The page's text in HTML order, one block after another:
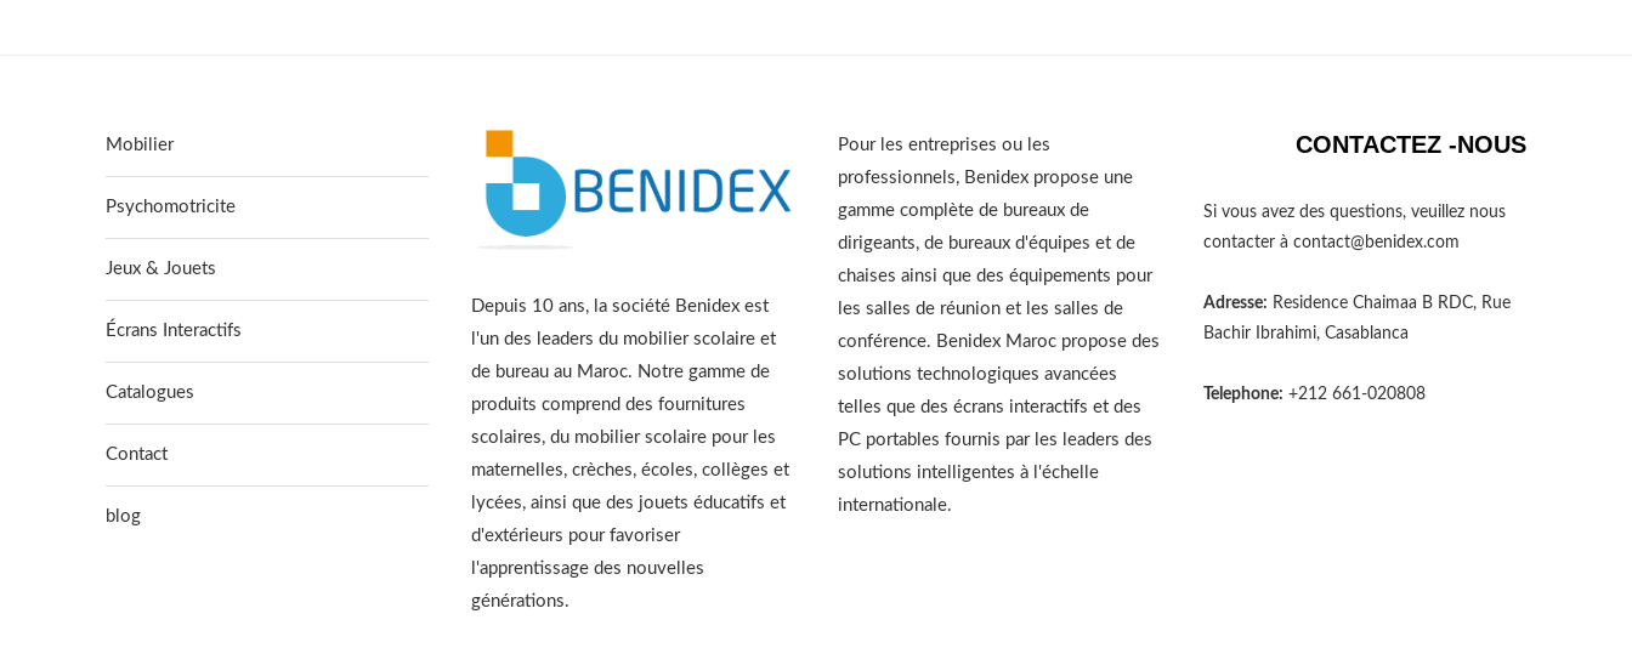
Mobilier
Psychomotricite
Jeux & Jouets
Écrans Interactifs
Catalogues
Contact
blog
Depuis 10 ans, la société Benidex est
l'un des leaders du mobilier scolaire et
de bureau au Maroc. Notre gamme de
produits comprend des fournitures
scolaires, du mobilier scolaire pour les
maternelles, crèches, écoles, collèges et
lycées, ainsi que des jouets éducatifs et
d'extérieurs pour favoriser
l'apprentissage des nouvelles
générations.
Pour les entreprises ou les
professionnels, Benidex propose une
gamme complète de bureaux de
dirigeants, de bureaux d'équipes et de
chaises ainsi que des équipements pour
les salles de réunion et les salles de
conférence. Benidex Maroc propose des
solutions technologiques avancées
telles que des écrans interactifs et des
PC portables fournis par les leaders des
solutions intelligentes à l'échelle
internationale.
CONTACTEZ -NOUS
Si vous avez des questions, veuillez nous
contacter à contact@benidex.com
Adresse: Residence Chaimaa B RDC, Rue
Bachir Ibrahimi, Casablanca
Telephone: +212 661-020808